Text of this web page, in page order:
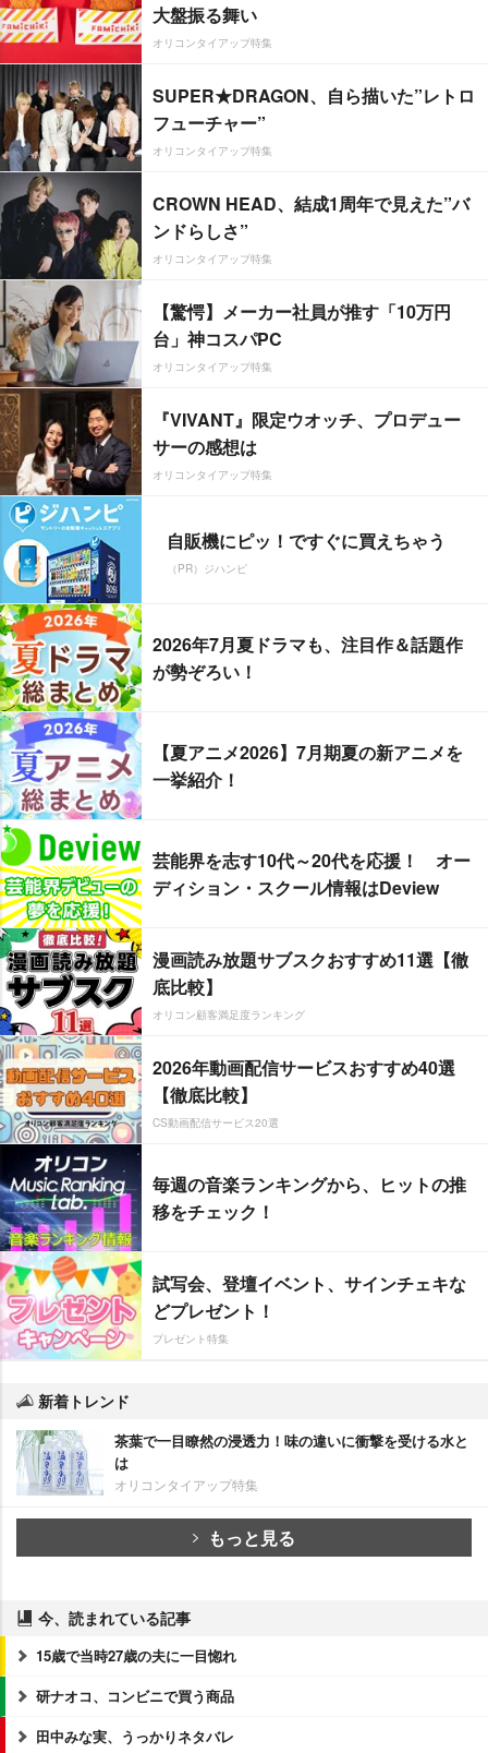
大盤振る舞い
オリコンタイアップ特集
SUPER★DRAGON、自ら描いた”レトロ
フューチャー”
オリコンタイアップ特集
CROWN HEAD、結成1周年で見えた”バ
ンドらしさ”
オリコンタイアップ特集
【驚愕】メーカー社員が推す「10万円
台」神コスパPC
オリコンタイアップ特集
『VIVANT』限定ウオッチ、プロデュー
サーの感想は
オリコンタイアップ特集
自販機にピッ！ですぐに買えちゃう
（PR）ジハンピ
2026年7月夏ドラマも、注目作＆話題作
が勢ぞろい！
【夏アニメ2026】7月期夏の新アニメを
一挙紹介！
芸能界を志す10代～20代を応援！ オー
ディション・スクール情報はDeview
漫画読み放題サブスクおすすめ11選【徹
底比較】
オリコン顧客満足度ランキング
2026年動画配信サービスおすすめ40選
【徹底比較】
CS動画配信サービス20選
毎週の音楽ランキングから、ヒットの推
移をチェック！
試写会、登壇イベント、サインチェキな
どプレゼント！
プレゼント特集
新着トレンド
茶葉で一目瞭然の浸透力！味の違いに衝撃を受ける水と
は
オリコンタイアップ特集
もっと見る
今、読まれている記事
15歳で当時27歳の夫に一目惚れ
研ナオコ、コンビニで買う商品
田中みな実、うっかりネタバレ